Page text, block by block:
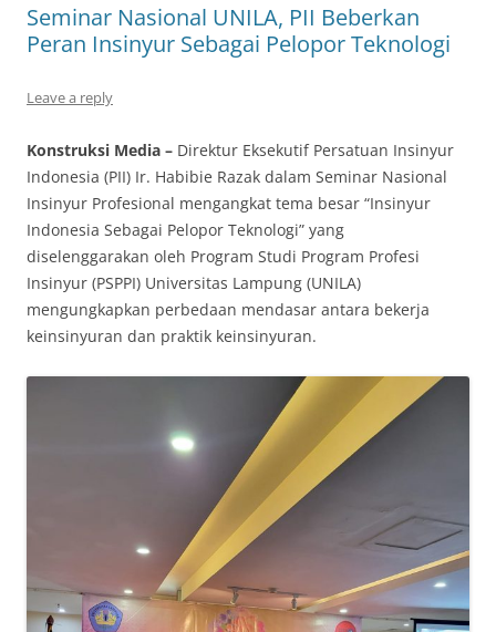
Seminar Nasional UNILA, PII Beberkan
Peran Insinyur Sebagai Pelopor Teknologi
Leave a reply
Konstruksi Media – Direktur Eksekutif Persatuan Insinyur
Indonesia (PII) Ir. Habibie Razak dalam Seminar Nasional
Insinyur Profesional mengangkat tema besar “Insinyur
Indonesia Sebagai Pelopor Teknologi” yang
diselenggarakan oleh Program Studi Program Profesi
Insinyur (PSPPI) Universitas Lampung (UNILA)
mengungkapkan perbedaan mendasar antara bekerja
keinsinyuran dan praktik keinsinyuran.